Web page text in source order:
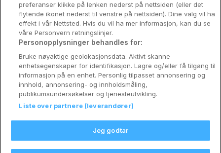
Koselig avbrekk
Velvære i var
Premiumhotell
Venninnetur
Reservasjonsspørsmål:
Hotellsupport:scandinavian@digibreaks.com
preferanser klikke på lenken nederst på nettsiden (eller det
flytende ikonet nederst til venstre på nettsiden). Dine valg vil ha
effekt i vår Nettsted. Hvis du vil ha mer informasjon, kan du se
våre Personvern retningslinjer.
Personopplysninger behandles for:
Bruke nøyaktige geolokasjonsdata. Aktivt skanne
enhetsegenskaper for identifikasjon. Lagre og/eller få tilgang til
informasjon på en enhet. Personlig tilpasset annonsering og
innhold, annonsering- og innholdsmåling,
publikumsundersøkelser og tjenesteutvikling.
Liste over partnere (leverandører)
Jeg godtar